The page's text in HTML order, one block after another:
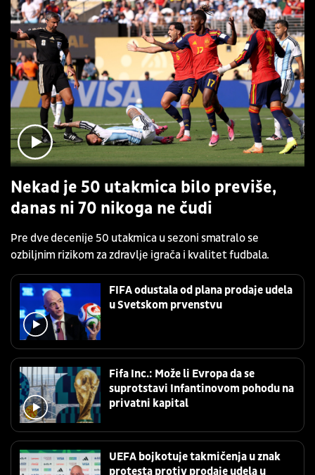
Nekad je 50 utakmica bilo previše,
danas ni 70 nikoga ne čudi
Pre dve decenije 50 utakmica u sezoni smatralo se
ozbiljnim rizikom za zdravlje igrača i kvalitet fudbala.
FIFA odustala od plana prodaje udela
u Svetskom prvenstvu
Fifa Inc.: Može li Evropa da se
suprotstavi Infantinovom pohodu na
privatni kapital
UEFA bojkotuje takmičenja u znak
protesta protiv prodaje udela u